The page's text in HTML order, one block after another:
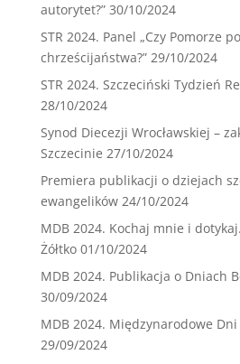
autorytet?” 30/10/2024
STR 2024. Panel „Czy Pomorze
chrześcijaństwa?” 29/10/2024
STR 2024. Szczeciński Tydzień
28/10/2024
Synod Diecezji Wrocławskiej –
Szczecinie 27/10/2024
Premiera publikacji o dziejach
ewangelików 24/10/2024
MDB 2024. Kochaj mnie i
Żółtko 01/10/2024
MDB 2024. Publikacja o Dniach
30/09/2024
MDB 2024. Międzynarodowe
29/09/2024